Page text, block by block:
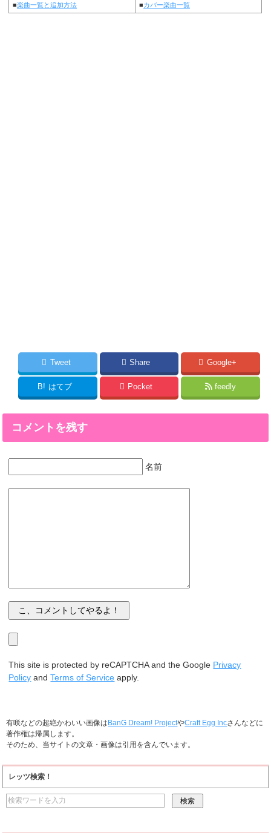
■楽曲一覧と追加方法 ■カバー楽曲一覧
Tweet Share Google+
B! はてブ Pocket feedly
コメントを残す
名前
This site is protected by reCAPTCHA and the Google Privacy
Policy andTerms of Service apply.
有咲などの超絶かわいい画像はBanG Dream! ProjectやCraft Egg Incさんなどに
著作権は帰属します。
そのため、当サイトの文章・画像は引用を含んでいます。
レッツ検索！